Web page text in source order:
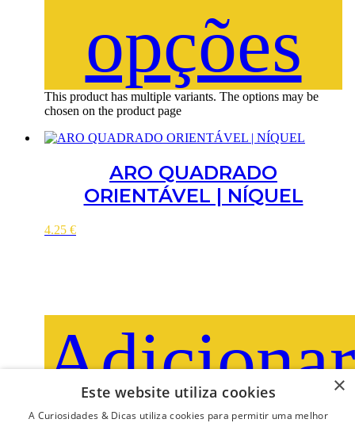
opções
This product has multiple variants. The options may be
chosen on the product page
ARO QUADRADO
ORIENTÁVEL | NÍQUEL
4.25 €
Adicionar
×
Este website utiliza cookies
A Curiosidades & Dicas utiliza cookies para permitir uma melhor